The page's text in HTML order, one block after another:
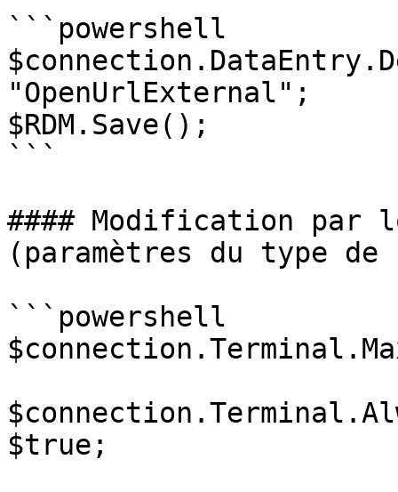
```powershell
"OpenUrlExternal";
$RDM.Save();
```
#### Modification par
(paramètres du type de
```powershell
$true;